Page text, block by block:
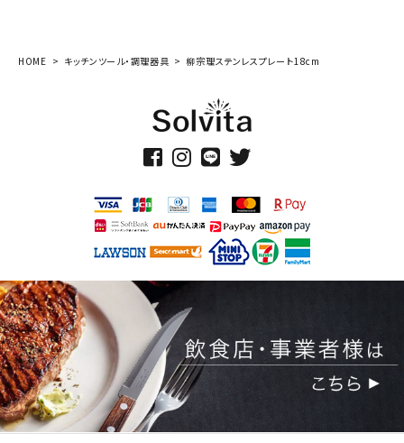
HOME キッチンツール・調理器具 柳宗理ステンレスプレート18cm